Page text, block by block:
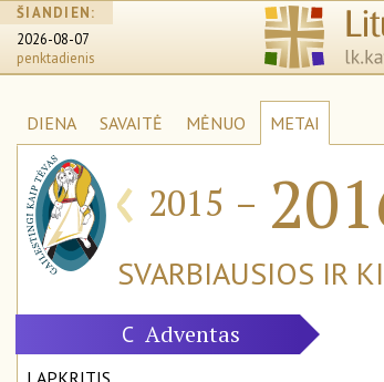
ŠIANDIEN:
2026-08-07
penktadienis
DIENA SAVAITĖ MĖNUO METAI
‹ 2015 –
SVARBIAUSIOS IR
C Adventas
LAPKRITIS